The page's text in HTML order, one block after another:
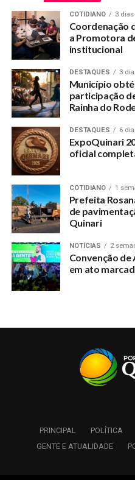
DON'T MISS
Município oferece
profissionalizantes pelo
COTIDIANO 3
Coordenação
a Promotora
institucional
DESTAQUES 3
Município
participação
Rainha do
DESTAQUES 6
ExpoQuinari
oficial
COTIDIANO 1
Prefeita
de
Quinari
NOTÍCIAS 2
Convenção de
em ato
PRINCIPAL POLÍTICA
GENTE E ATUALIDADE